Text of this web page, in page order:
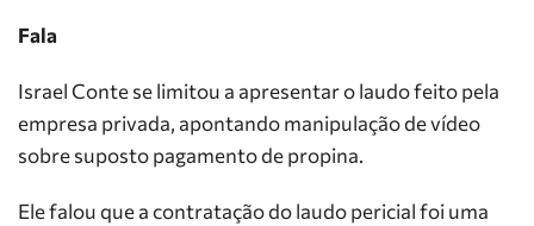
Fala
Israel Conte se limitou a apresentar o laudo feito pela
empresa privada, apontando manipulação de vídeo
sobre suposto pagamento de propina.
Ele falou que a contratação do laudo pericial foi uma